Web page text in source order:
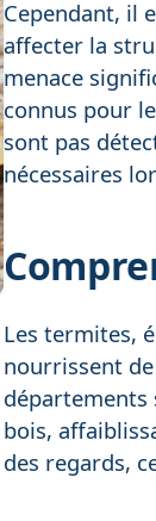
Cependant, il
affecter la
menace
connus pour
sont pas
nécessaires
Les termites,
nourrissent
départements
bois,
des regards,